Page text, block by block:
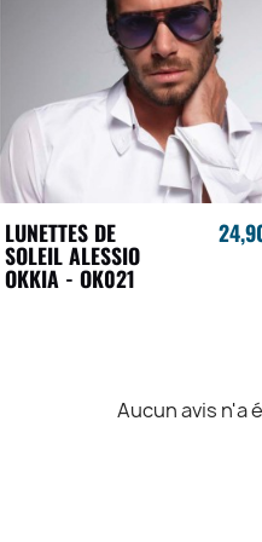
LUNETTES DE
SOLEIL ALESSIO
OKKIA - OK021
Aucun avis n'a